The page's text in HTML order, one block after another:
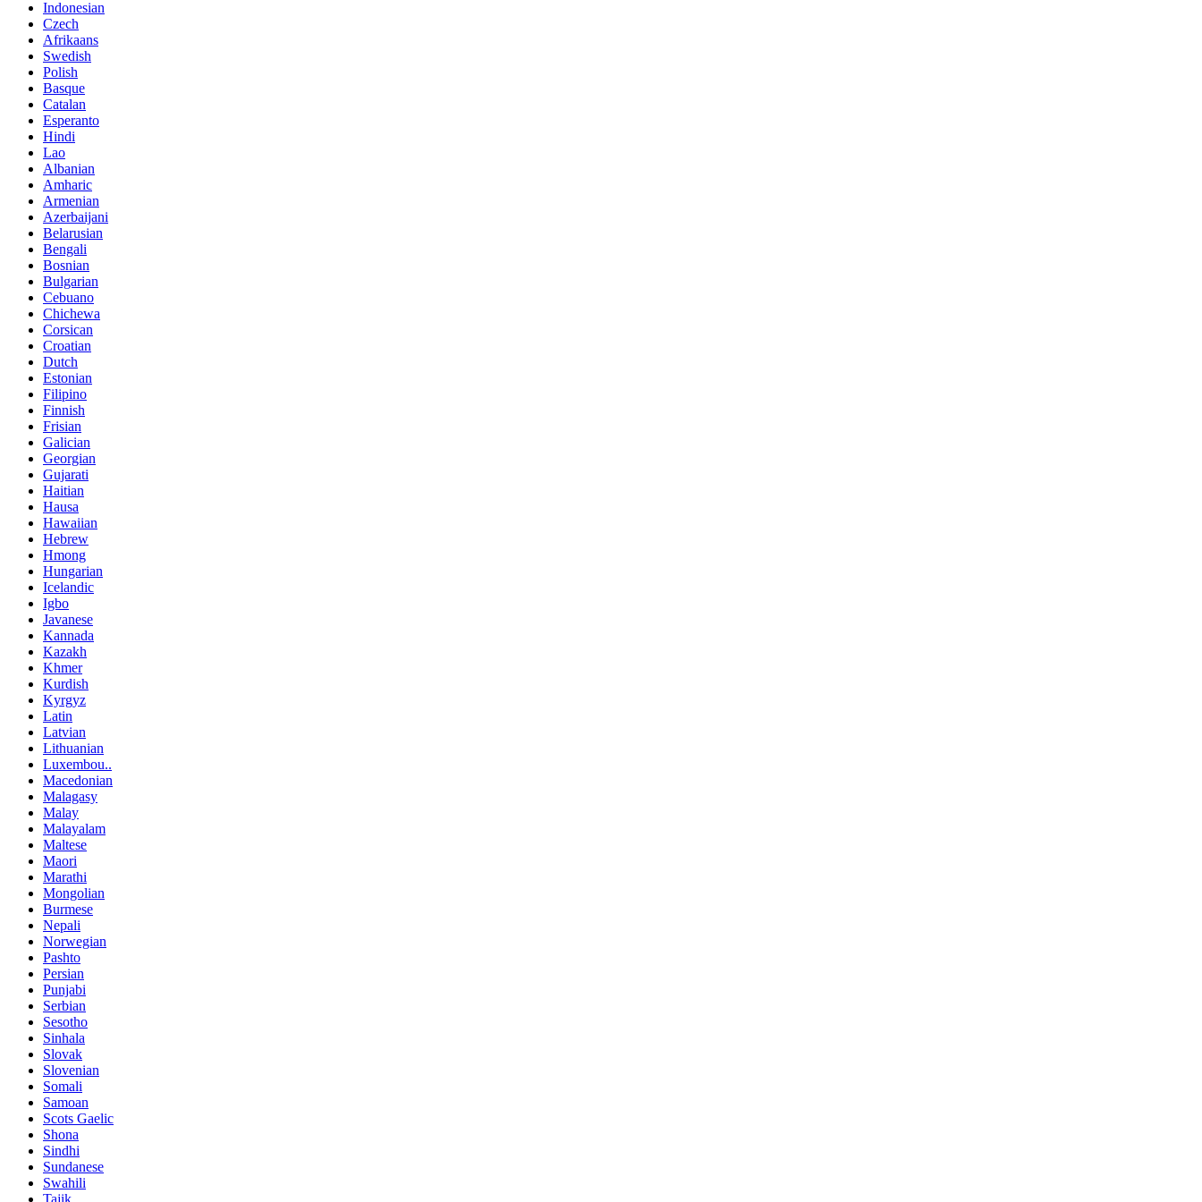
Indonesian
Czech
Afrikaans
Swedish
Polish
Basque
Catalan
Esperanto
Hindi
Lao
Albanian
Amharic
Armenian
Azerbaijani
Belarusian
Bengali
Bosnian
Bulgarian
Cebuano
Chichewa
Corsican
Croatian
Dutch
Estonian
Filipino
Finnish
Frisian
Galician
Georgian
Gujarati
Haitian
Hausa
Hawaiian
Hebrew
Hmong
Hungarian
Icelandic
Igbo
Javanese
Kannada
Kazakh
Khmer
Kurdish
Kyrgyz
Latin
Latvian
Lithuanian
Luxembou..
Macedonian
Malagasy
Malay
Malayalam
Maltese
Maori
Marathi
Mongolian
Burmese
Nepali
Norwegian
Pashto
Persian
Punjabi
Serbian
Sesotho
Sinhala
Slovak
Slovenian
Somali
Samoan
Scots Gaelic
Shona
Sindhi
Sundanese
Swahili
Tajik